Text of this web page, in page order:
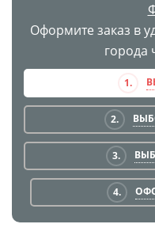
Оформите заказ в
города
1.
2.
3.
4.